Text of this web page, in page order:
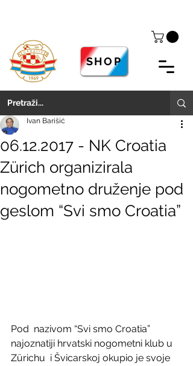
SHOP
06.12.2017 - NK Croatia
Zürich organizirala
nogometno druženje pod
geslom “Svi smo Croatia”
Ivan Barišić
Pod  nazivom “Svi smo Croatia”
najoznatiji hrvatski nogometni klub u
Zürichu  i Švicarskoj okupio je svoje